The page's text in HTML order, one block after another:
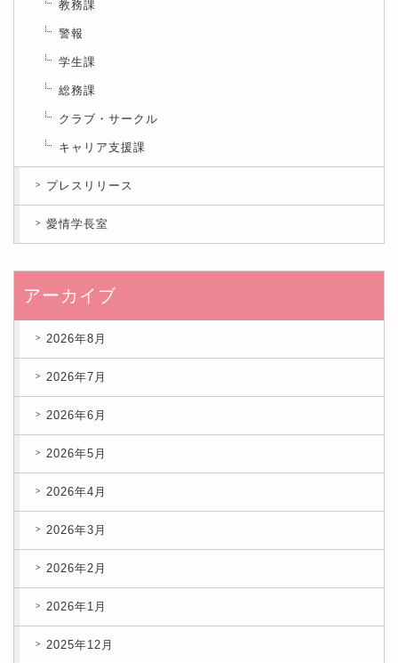
教務課
警報
学生課
総務課
クラブ・サークル
キャリア支援課
プレスリリース
愛情学長室
アーカイブ
2026年8月
2026年7月
2026年6月
2026年5月
2026年4月
2026年3月
2026年2月
2026年1月
2025年12月